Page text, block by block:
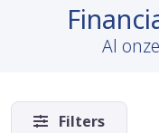
Al
Filters